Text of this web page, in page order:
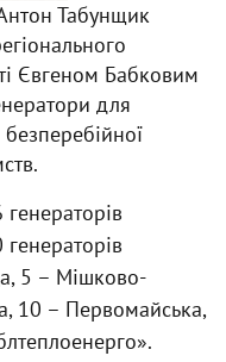
Табунщик
Євгеном Бабковим
для
5 – Мішково-
10 – Первомайська,